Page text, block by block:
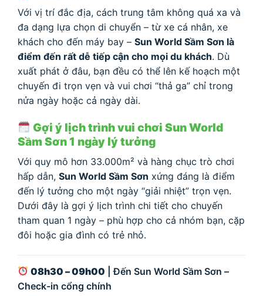
Với vị trí đắc địa, cách trung tâm không quá xa và
đa dạng lựa chọn di chuyển – từ xe cá nhân, xe
khách cho đến máy bay – Sun World Sầm Sơn là
điểm đến rất dễ tiếp cận cho mọi du khách. Dù
xuất phát ở đâu, bạn đều có thể lên kế hoạch một
chuyến đi trọn vẹn và vui chơi “thả ga” chỉ trong
nửa ngày hoặc cả ngày dài.
Gợi ý lịch trình vui chơi Sun World
Sầm Sơn 1 ngày lý tưởng
Với quy mô hơn 33.000m² và hàng chục trò chơi
hấp dẫn, Sun World Sầm Sơn xứng đáng là điểm
đến lý tưởng cho một ngày “giải nhiệt” trọn vẹn.
Dưới đây là gợi ý lịch trình chi tiết cho chuyến
tham quan 1 ngày – phù hợp cho cả nhóm bạn, cặp
đôi hoặc gia đình có trẻ nhỏ.
08h30 – 09h00 | Đến Sun World Sầm Sơn –
Check-in cổng chính